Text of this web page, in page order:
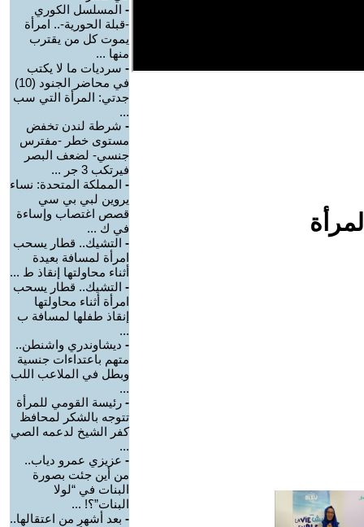
- المسلسل الكوري
-قبلة الحورية-.. امرأة
يموت كل من يقترب
منها ...
- سرديات ما لا يكتب
في محاضر الجنود (10)
جدتي: المرأة التي سب
...
- شرطة لندن تخفض
مستوى خطر -مفترس
جنسي- لضعف البصر
فيرتكب 3 جر ...
- المملكة المتحدة: نساء
يروين لبي بي سي
قصص اغتصاب وإساءة
في ك ...
- التشيك.. قطار يسحب
امرأة لمسافة بعيدة
أثناء محاولتها إنقاذ ط ...
- التشيك.. قطار يسحب
امرأة أثناء محاولتها
إنقاذ طفلها لمسافة ب
...
- ديشاوندري واشنطن..
متهم باعتداءات جنسية
وبطل في الملاعب اللب
...
- رئيسة القومي للمرأة
تتوجه بالشكر لمحافظ
كفر الشيخ لدعمه الصي
...
- عزيزي عمرو دياب..
من أين جئت بصورة
البنات في “لولا
البنات”؟! ...
- بعد أشهرٍ من اعتقالها..